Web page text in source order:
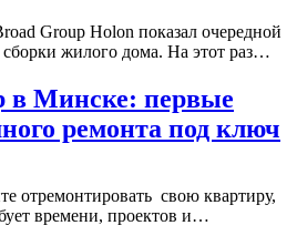
Group Holon показал очередной
сборки жилого дома. На этот раз…
в Минске: первые
ремонта под ключ
отремонтировать свою квартиру,
времени, проектов и…